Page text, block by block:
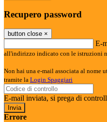
Recupero password
button close ×
E-
all'indirizzo indicato con le istruzioni
Non hai una e-mail associata al nome
tramite la Login Spaggiari
E-mail inviata, si prega di
Errore